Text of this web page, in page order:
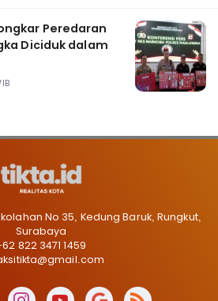
Peredaran
Diciduk dalam
No 35, Kedung Baruk, Rungkut,
Surabaya
822 3471 1459